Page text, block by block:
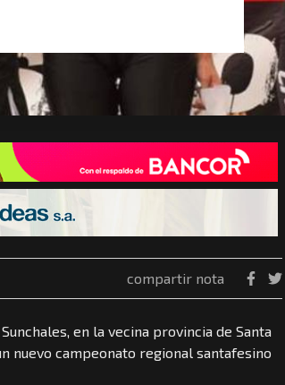
compartir nota
en la vecina provincia de Santa
nuevo campeonato regional santafesino